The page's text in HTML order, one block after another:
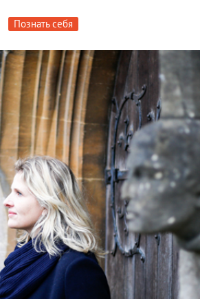
Познать себя